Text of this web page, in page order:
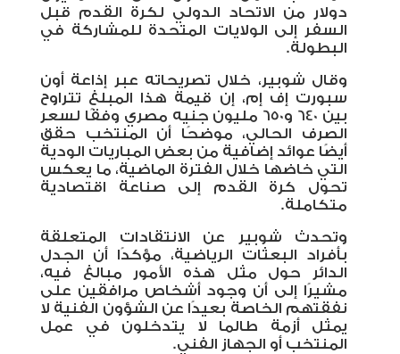
دولار من الاتحاد الدولي لكرة القدم قبل
السفر إلى الولايات المتحدة للمشاركة في
البطولة.
وقال شوبير، خلال تصريحاته عبر إذاعة أون
سبورت إف إم، إن قيمة هذا المبلغ تتراوح
بين 640 و650 مليون جنيه مصري وفقًا لسعر
الصرف الحالي، موضحًا أن المنتخب حقق
أيضًا عوائد إضافية من بعض المباريات الودية
التي خاضها خلال الفترة الماضية، ما يعكس
تحول كرة القدم إلى صناعة اقتصادية
متكاملة.
وتحدث شوبير عن الانتقادات المتعلقة
بأفراد البعثات الرياضية، مؤكدًا أن الجدل
الدائر حول مثل هذه الأمور مبالغ فيه،
مشيرًا إلى أن وجود أشخاص مرافقين على
نفقتهم الخاصة بعيدًا عن الشؤون الفنية لا
يمثل أزمة طالما لا يتدخلون في عمل
المنتخب أو الجهاز الفني.